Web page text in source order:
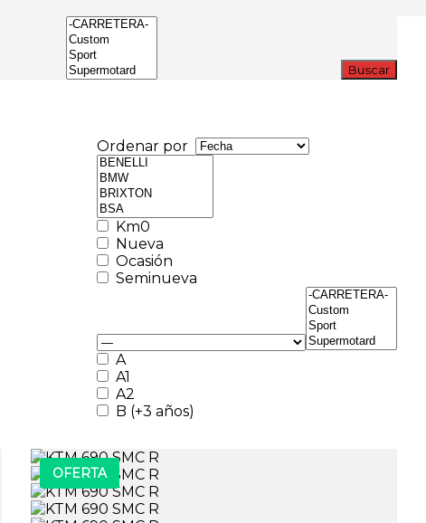
Buscar
Ordenar por
Km0
Nueva
Ocasión
Seminueva
A
A1
A2
B (+3 años)
OFERTA